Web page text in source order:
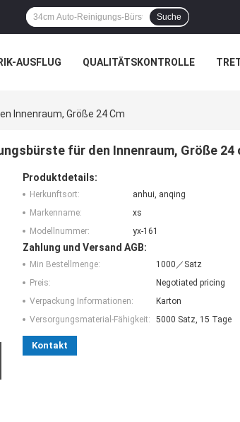
Suche
AUSFLUG QUALITÄTSKONTROLLE
Innenraum, Größe 24 Cm
für den Innenraum, Größe 24
Produktdetails:
Herkunftsort:
anhui, anqing
Markenname:
xs
Modellnummer:
yx-161
Zahlung und Versand AGB:
Min Bestellmenge:
1000／Satz
Preis:
Negotiated pricing
Verpackung Informationen:
Karton
Versorgungsmaterial-Fähigkeit:
5000 Satz, 15 Tage
Kontakt